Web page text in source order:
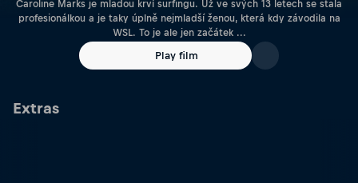
Caroline Marks je mladou krví surfingu. Už ve svých 13 letech se stala
profesionálkou a je taky úplně nejmladší ženou, která kdy závodila na
WSL. To je ale jen začátek ...
Play film
Extras